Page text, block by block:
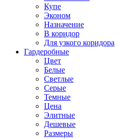
Купе
Эконом
Назначение
В коридор
Для узкого коридора
Гардеробные
Цвет
Белые
Светлые
Серые
Темные
Цена
Элитные
Дешевые
Размеры